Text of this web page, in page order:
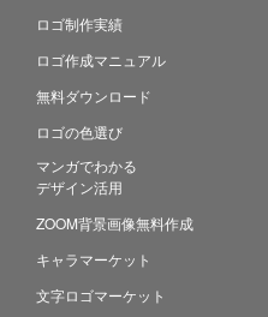
ロゴ制作実績
ロゴ作成マニュアル
無料ダウンロード
ロゴの色選び
マンガでわかる
デザイン活用
ZOOM背景画像無料作成
キャラマーケット
文字ロゴマーケット